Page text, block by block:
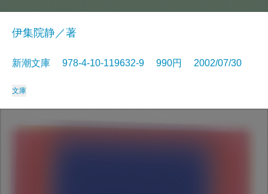
伊集院静／著
新潮文庫 978-4-10-119632-9 990円 2002/07/30
文庫